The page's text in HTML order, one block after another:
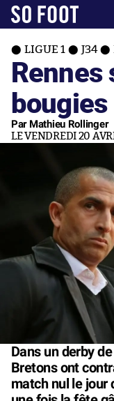
LIGUE 1 J34
Par Mathieu Rollinger
LE VENDREDI 20
Dans un derby
Bretons ont
match nul le jour